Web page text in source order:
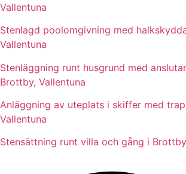
Vallentuna
Stenlagd poolomgivning med
Vallentuna
Stenläggning runt husgrund med
Brottby, Vallentuna
Anläggning av uteplats i skiffer med
Vallentuna
Stensättning runt villa och gång i